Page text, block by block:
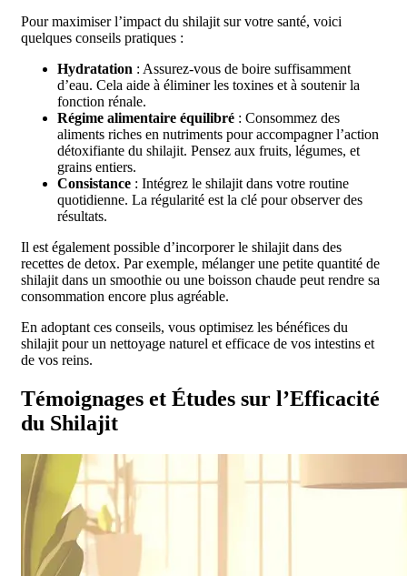
Pour maximiser l’impact du shilajit sur votre santé, voici
quelques conseils pratiques :
Hydratation : Assurez-vous de boire suffisamment
d’eau. Cela aide à éliminer les toxines et à soutenir la
fonction rénale.
Régime alimentaire équilibré : Consommez des
aliments riches en nutriments pour accompagner l’action
détoxifiante du shilajit. Pensez aux fruits, légumes, et
grains entiers.
Consistance : Intégrez le shilajit dans votre routine
quotidienne. La régularité est la clé pour observer des
résultats.
Il est également possible d’incorporer le shilajit dans des
recettes de detox. Par exemple, mélanger une petite quantité de
shilajit dans un smoothie ou une boisson chaude peut rendre sa
consommation encore plus agréable.
En adoptant ces conseils, vous optimisez les bénéfices du
shilajit pour un nettoyage naturel et efficace de vos intestins et
de vos reins.
Témoignages et Études sur l’Efficacité
du Shilajit